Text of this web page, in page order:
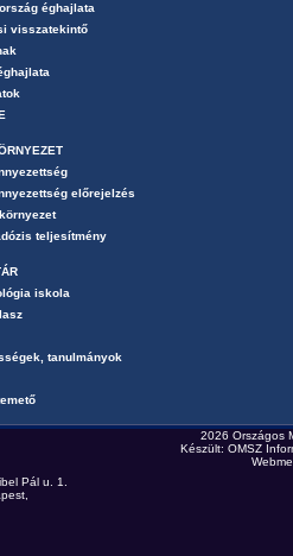
éghajlata
visszatekintő
előrejelzés
teljesítmény
iskola
tanulmányok
2026
Készült: OMSZ
Pál u. 1.